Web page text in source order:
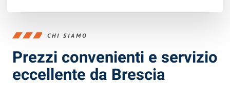
CHI SIAMO
Prezzi convenienti e servizio
eccellente da Brescia